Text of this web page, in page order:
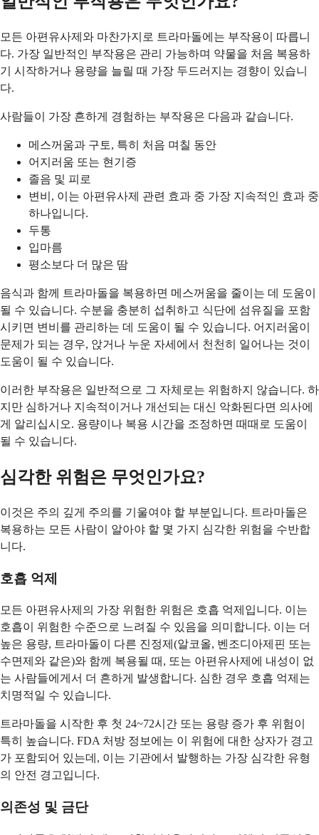
모든 아편유사제와 마찬가지로 트라마돌에는 부작용이 따릅니
다. 가장 일반적인 부작용은 관리 가능하며 약물을 처음 복용하
기 시작하거나 용량을 늘릴 때 가장 두드러지는 경향이 있습니
다.
사람들이 가장 흔하게 경험하는 부작용은 다음과 같습니다.
메스꺼움과 구토, 특히 처음 며칠 동안
어지러움 또는 현기증
졸음 및 피로
변비, 이는 아편유사제 관련 효과 중 가장 지속적인 효과 중
하나입니다.
두통
입마름
평소보다 더 많은 땀
음식과 함께 트라마돌을 복용하면 메스꺼움을 줄이는 데 도움이
될 수 있습니다. 수분을 충분히 섭취하고 식단에 섬유질을 포함
시키면 변비를 관리하는 데 도움이 될 수 있습니다. 어지러움이
문제가 되는 경우, 앉거나 누운 자세에서 천천히 일어나는 것이
도움이 될 수 있습니다.
이러한 부작용은 일반적으로 그 자체로는 위험하지 않습니다. 하
지만 심하거나 지속적이거나 개선되는 대신 악화된다면 의사에
게 알리십시오. 용량이나 복용 시간을 조정하면 때때로 도움이
될 수 있습니다.
심각한 위험은 무엇인가요?
이것은 주의 깊게 주의를 기울여야 할 부분입니다. 트라마돌은
복용하는 모든 사람이 알아야 할 몇 가지 심각한 위험을 수반합
니다.
호흡 억제
모든 아편유사제의 가장 위험한 위험은 호흡 억제입니다. 이는
호흡이 위험한 수준으로 느려질 수 있음을 의미합니다. 이는 더
높은 용량, 트라마돌이 다른 진정제(알코올, 벤조디아제핀 또는
수면제와 같은)와 함께 복용될 때, 또는 아편유사제에 내성이 없
는 사람들에게서 더 흔하게 발생합니다. 심한 경우 호흡 억제는
치명적일 수 있습니다.
트라마돌을 시작한 후 첫 24~72시간 또는 용량 증가 후 위험이
특히 높습니다. FDA 처방 정보에는 이 위험에 대한 상자가 경고
가 포함되어 있는데, 이는 기관에서 발행하는 가장 심각한 유형
의 안전 경고입니다.
의존성 및 금단